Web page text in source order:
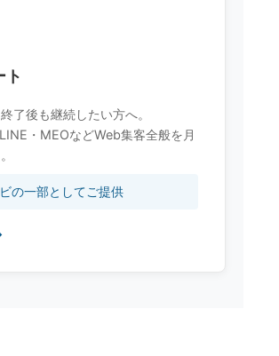
ト
了後も継続したい方へ。
・MEOなどWeb集客全般を月
の一部としてご提供